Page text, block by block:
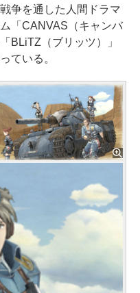
争を通した人間ドラマ
「CANVAS（キャンバ
BLiTZ（ブリッツ）」
ている。